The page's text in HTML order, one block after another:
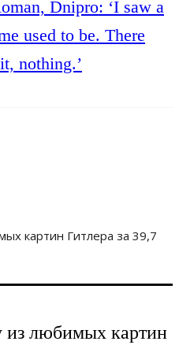
Dnipro: ‘I saw a
used to be. There
nothing.’
картин Гитлера за 39,7
из любимых картин